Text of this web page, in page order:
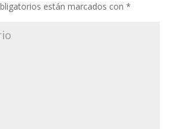
están marcados con *